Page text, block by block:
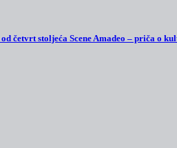
četvrt stoljeća Scene Amadeo – priča o